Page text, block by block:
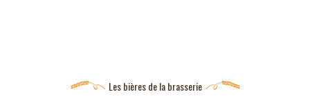
Les bières de la brasserie